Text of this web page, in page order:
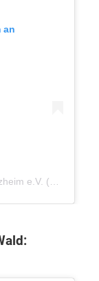
an
Ein Beitrag geteilt von RCW Koblenz-Arzheim e.V. (@rcw_arzheim_de)